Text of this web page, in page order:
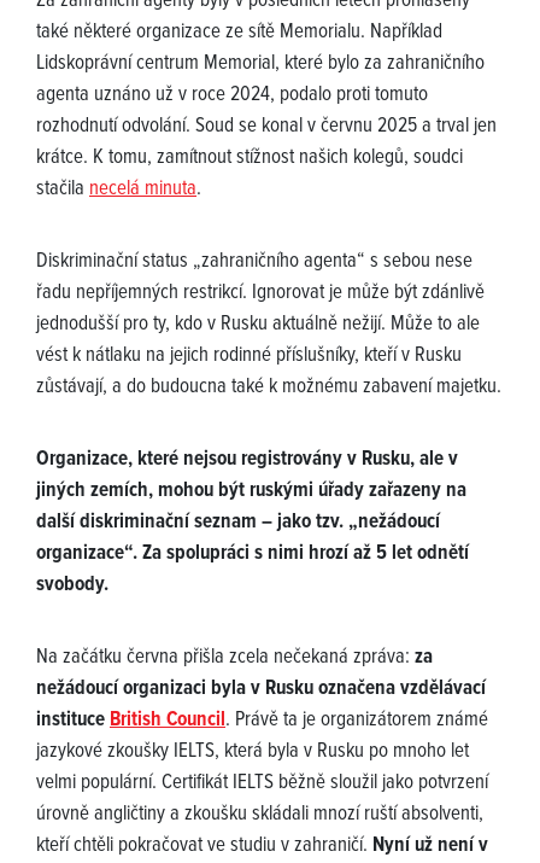
také některé organizace ze sítě Memorialu. Například
Lidskoprávní centrum Memorial, které bylo za zahraničního
agenta uznáno už v roce 2024, podalo proti tomuto
rozhodnutí odvolání. Soud se konal v červnu 2025 a trval jen
krátce. K tomu, zamítnout stížnost našich kolegů, soudci
stačila necelá minuta.
Diskriminační status „zahraničního agenta“ s sebou nese
řadu nepříjemných restrikcí. Ignorovat je může být zdánlivě
jednodušší pro ty, kdo v Rusku aktuálně nežijí. Může to ale
vést k nátlaku na jejich rodinné příslušníky, kteří v Rusku
zůstávají, a do budoucna také k možnému zabavení majetku.
Organizace, které nejsou registrovány v Rusku, ale v
jiných zemích, mohou být ruskými úřady zařazeny na
další diskriminační seznam – jako tzv. „nežádoucí
organizace“. Za spolupráci s nimi hrozí až 5 let odnětí
svobody.
Na začátku června přišla zcela nečekaná zpráva: za
nežádoucí organizaci byla v Rusku označena vzdělávací
instituceBritish Council. Právě ta je organizátorem známé
jazykové zkoušky IELTS, která byla v Rusku po mnoho let
velmi populární. Certifikát IELTS běžně sloužil jako potvrzení
úrovně angličtiny a zkoušku skládali mnozí ruští absolventi,
kteří chtěli pokračovat ve studiu v zahraničí. Nyní už není v